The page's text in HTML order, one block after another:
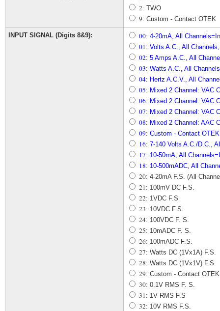
2: TWO
9: Custom - Contact OTEK
INPUT SIGNAL (Digits 8&9): 00: 4-20mA, All
01 : Volts A.C., All
02: 5 Amps A.C., All
03: Watts A.C., All
04: Hertz A.C.V., All
05: Mixed 2 Channel: VAC
06: Mixed 2 Channel: VAC
07: Mixed 2 Channel: VAC
08: Mixed 2 Channel: AAC
09: Custom - Contact OTEK
16: 7-140 Volts A.C./D.C.,
17: 10-50mA, All
18: 10-500mADC, All
20: 4-20mA F.S. (All
21 : 100mV DC F.S.
22: 1VDC F.S
23: 10VDC F.S.
24: 100VDC F. S.
25: 10mADC F. S.
26: 100mADC F.S.
27: Watts DC (1Vx1A) F.S.
28: Watts DC (1Vx1V) F.S.
29: Custom - Contact OTEK
30: 0.1V RMS F. S.
31 : 1V RMS F.S
32: 10V RMS F.S.